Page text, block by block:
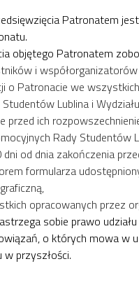
Patronatem
objętego Patronatem
i
o Patronacie we
Lublina i
przed ich
Rady Studentów
dni od dnia zakończenia
formularza
opracowanych przez
sobie prawo
o których mowa
przyszłości.